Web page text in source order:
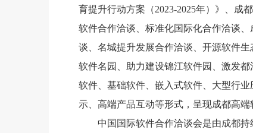
育提升行动方案（2023-2025年）》、成
软件合作洽谈、标准化国际化合作洽谈
谈、名城提升发展合作洽谈、开源软件
软件名园、助力建设锦江软件园、激发
软件、基础软件、嵌入式软件、大型行
示、高端产品互动等形式，呈现成都高端
中国国际软件合作洽谈会是由成都